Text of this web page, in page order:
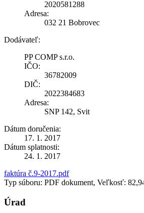
2020581288
Adresa:
032 21 Bobrovec
Dodávateľ:
PP COMP s.r.o.
IČO:
36782009
DIČ:
2022384683
Adresa:
SNP 142, Svit
Dátum doručenia:
17. 1. 2017
Dátum splatnosti:
24. 1. 2017
faktúra č.9-2017.pdf
Typ súboru: PDF dokument, Veľkosť:
Úrad